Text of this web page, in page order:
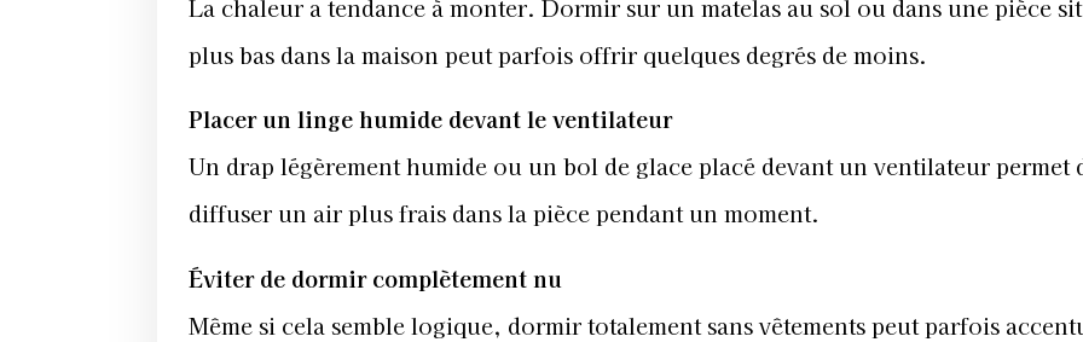
La chaleur a tendance à monter. Dormir sur un matelas au sol ou dans une pièce
plus bas dans la maison peut parfois offrir quelques degrés de moins.
Placer un linge humide devant le ventilateur
Un drap légèrement humide ou un bol de glace placé devant un ventilateur permet
diffuser un air plus frais dans la pièce pendant un moment.
Éviter de dormir complètement nu
Même si cela semble logique, dormir totalement sans vêtements peut parfois